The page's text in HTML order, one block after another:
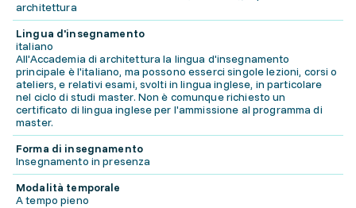
architettura
Lingua d'insegnamento
italiano
All'Accademia di architettura la lingua d'insegnamento
principale è l'italiano, ma possono esserci singole lezioni, corsi o
ateliers, e relativi esami, svolti in lingua inglese, in particolare
nel ciclo di studi master. Non è comunque richiesto un
certificato di lingua inglese per l'ammissione al programma di
master.
Forma di insegnamento
Insegnamento in presenza
Modalità temporale
A tempo pieno